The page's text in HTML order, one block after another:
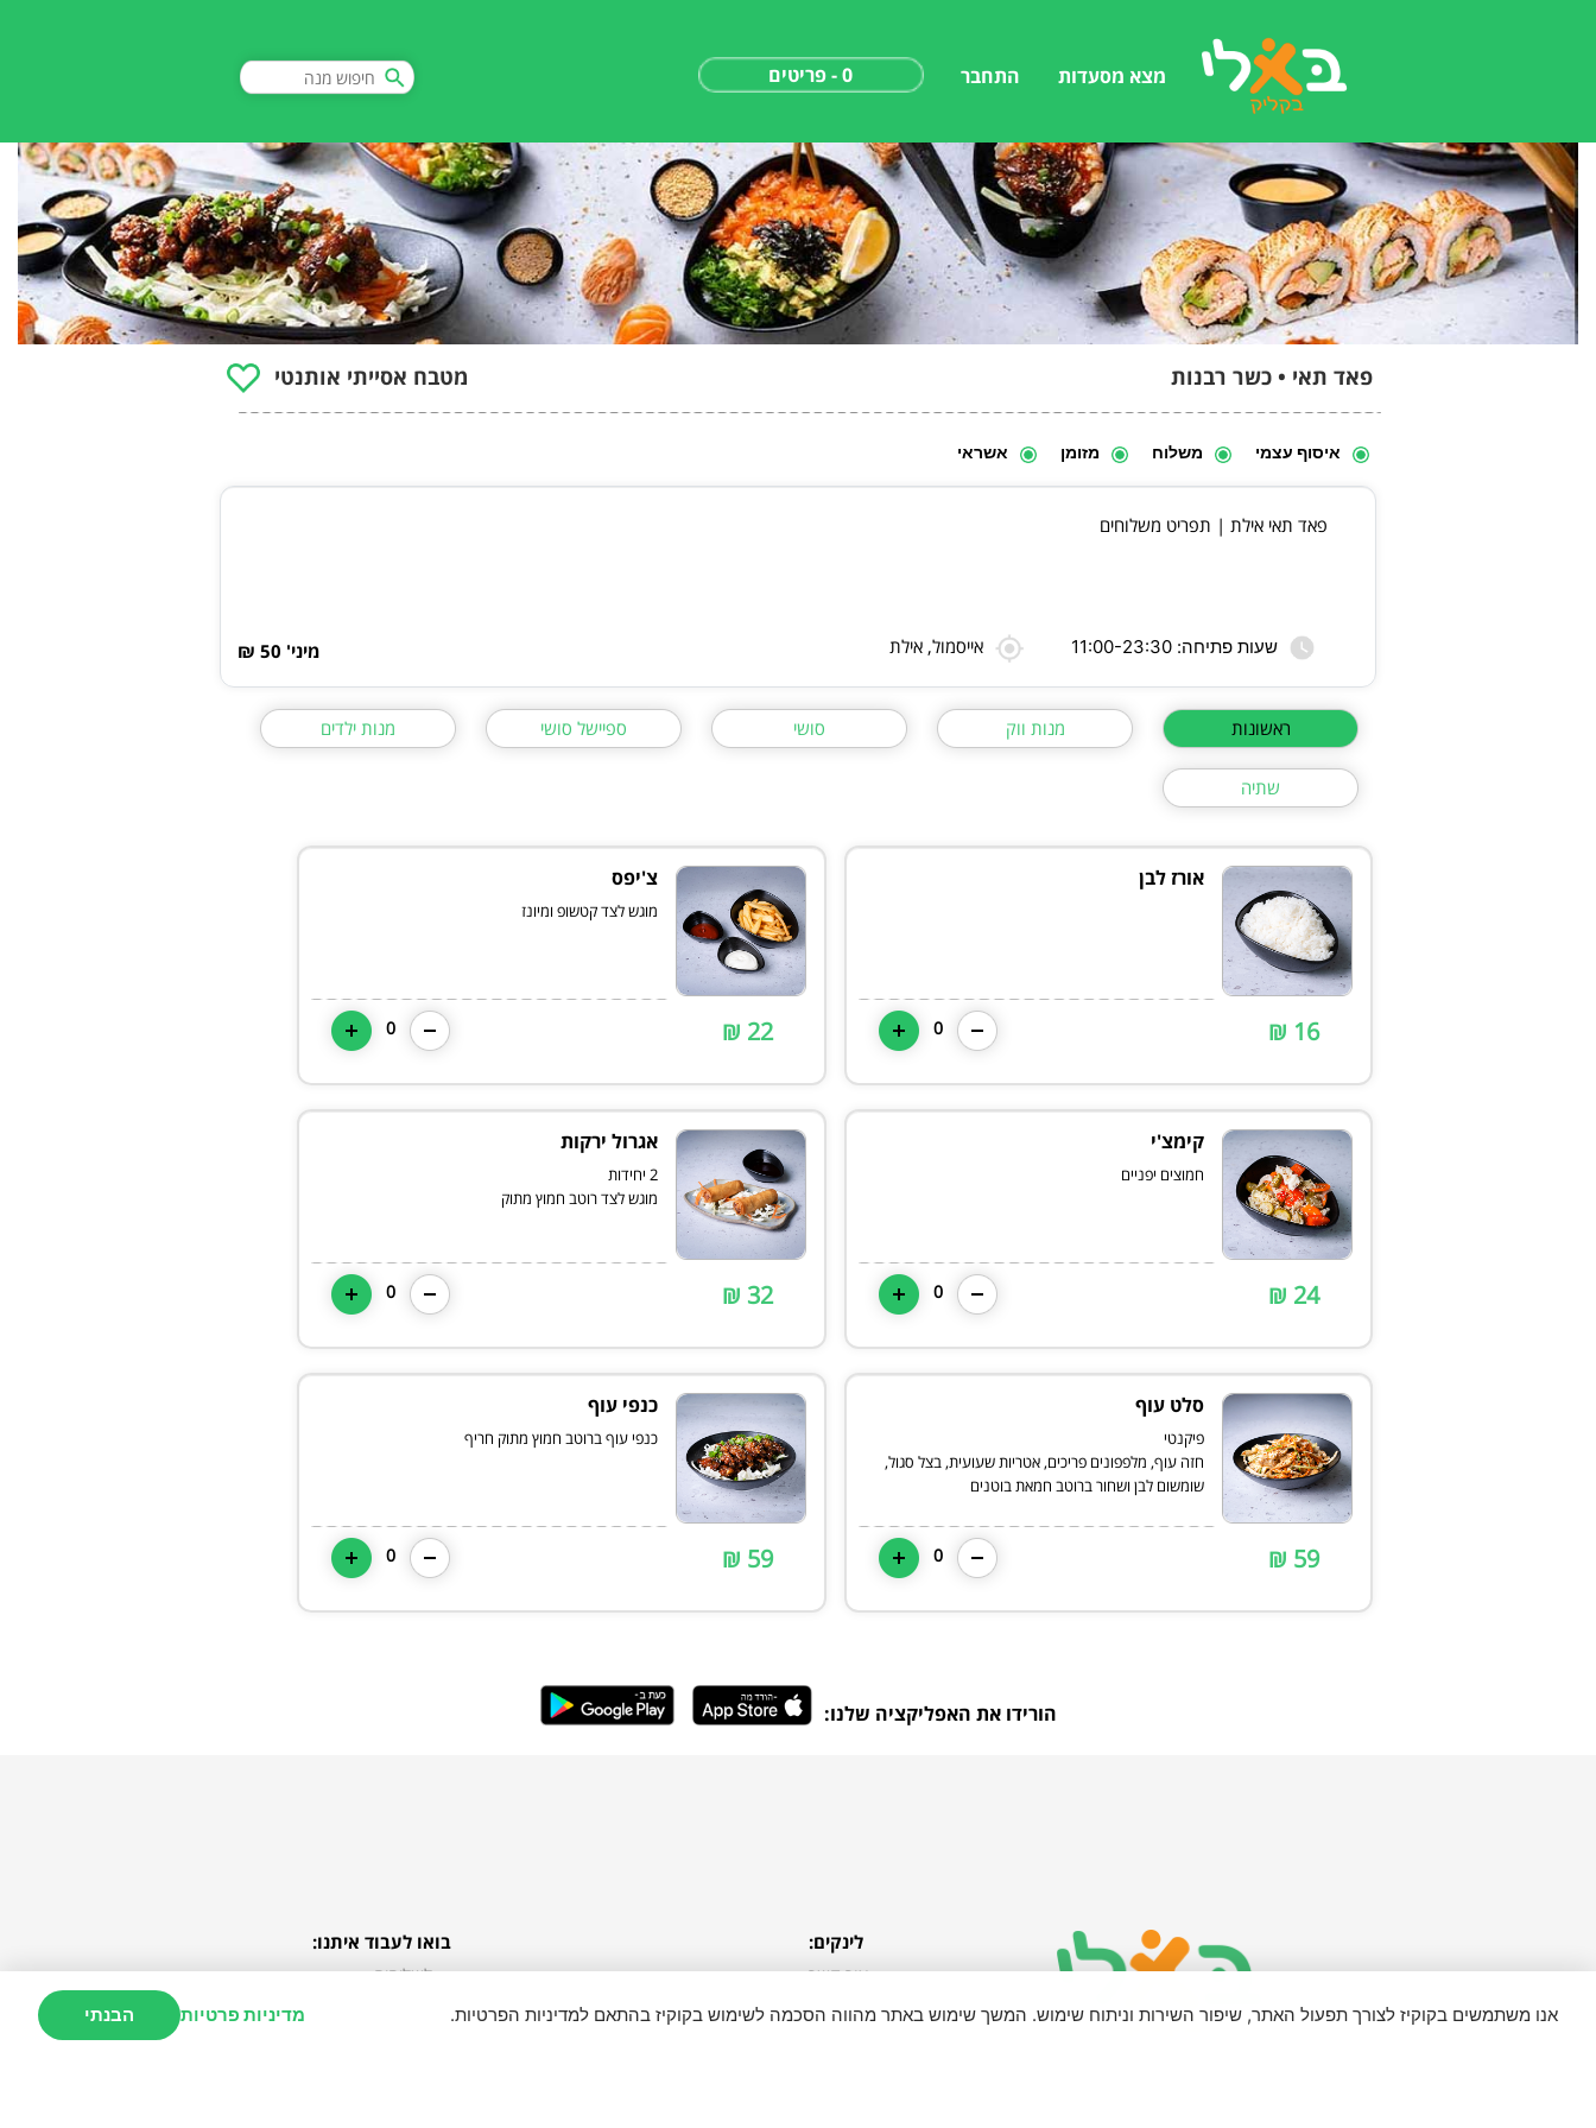
מצא מסעדות התחבר 0 - פריטים
מטבח אסייתי אותנטי פאד תאי • כשר רבנות
איסוף עצמי משלוח מזומן אשראי
פאד תאי אילת | תפריט משלוחים
שעות פתיחה: 11:00-23:30 אייסמול, אילת מיני' 50 ₪
ראשונות מנות ווק סושי ספיישל סושי מנות ילדים
שתיה
אורז לבן
16 ₪
0
צ'יפס
מוגש לצד קטשופ ומיונז
22 ₪
0
קימצ'י
חמוצים יפניים
24 ₪
0
אגרול ירקות
מוגש לצד רוטב חמוץ מתוק
32 ₪
0
סלט עוף
חזה עוף, מלפפונים פריכים, אטריות שעועית, בצל סגול,
שומשום לבן ושחור ברוטב חמאת בוטנים
59 ₪
0
כנפי עוף
כנפי עוף ברוטב חמוץ מתוק חריף
59 ₪
0
הורידו את האפליקציה שלנו:
לינקים:
צור קשר
בואו לעבוד איתנו:
לשליחים
אנו משתמשים בקוקיז לצורך תפעול האתר, שיפור השירות וניתוח שימוש. המשך שימוש באתר מהווה הסכמה לשימוש בקוקיז בהתאם למדיניות הפרטיות. מדיניות פרטיות הבנתי